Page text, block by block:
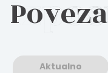
Aktualno